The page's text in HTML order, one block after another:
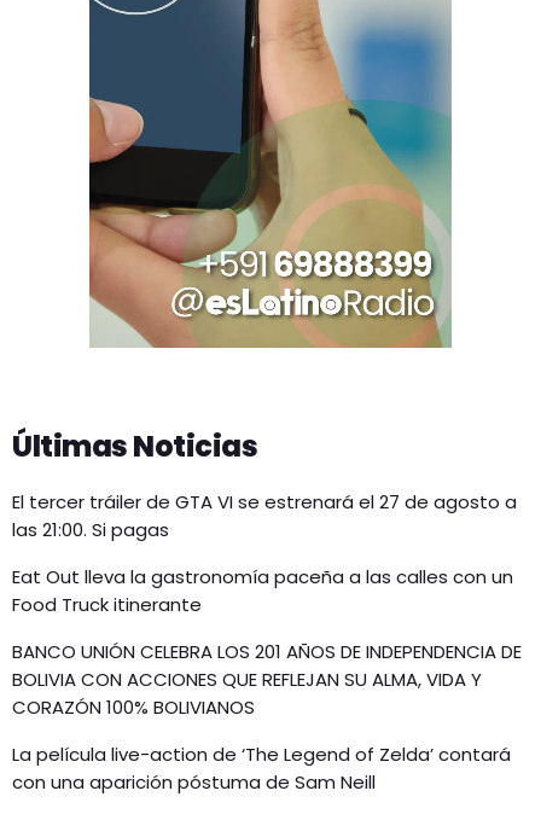
Últimas Noticias
El tercer tráiler de GTA VI se estrenará el 27 de agosto a
las 21:00. Si pagas
Eat Out lleva la gastronomía paceña a las calles con un
Food Truck itinerante
BANCO UNIÓN CELEBRA LOS 201 AÑOS DE INDEPENDENCIA DE
BOLIVIA CON ACCIONES QUE REFLEJAN SU ALMA, VIDA Y
CORAZÓN 100% BOLIVIANOS
La película live-action de ‘The Legend of Zelda’ contará
con una aparición póstuma de Sam Neill